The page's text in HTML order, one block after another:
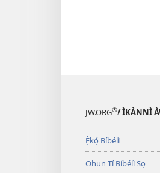
JW.ORG®/ ÌKÀNNÌ
Ẹ̀kọ́ Bíbélì
Ohun Tí Bíbélì Sọ